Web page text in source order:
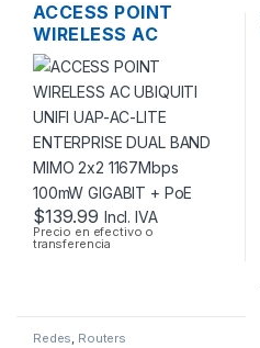
ACCESS POINT
WIRELESS AC
UBIQUITI UNIFI UAP-
AC-LITE ENTERPRISE
DUAL BAND MIMO
2×2 1167MBPS
100MW GIGABIT +
POE
$139.99 Incl. IVA
Precio en efectivo o
transferencia
Redes, Routers